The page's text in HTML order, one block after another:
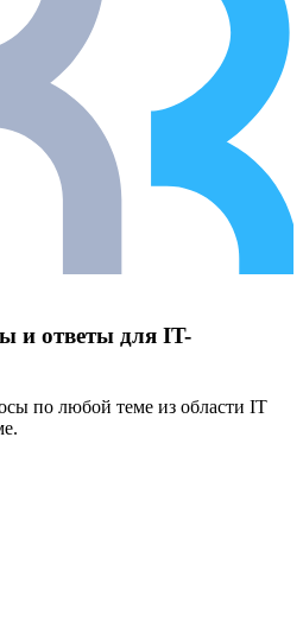
и ответы для IT-
по любой теме из области IT